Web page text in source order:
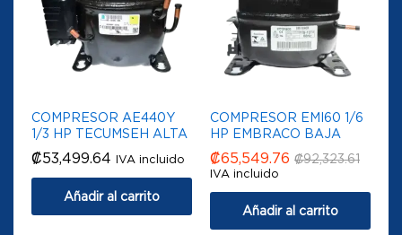
COMPRESOR AE440Y
1/3 HP TECUMSEH ALTA
₡53,499.64 IVA incluido
Añadir al carrito
COMPRESOR EMI60 1/6
HP EMBRACO BAJA
₡65,549.76 ₡92,323.61
IVA incluido
Añadir al carrito